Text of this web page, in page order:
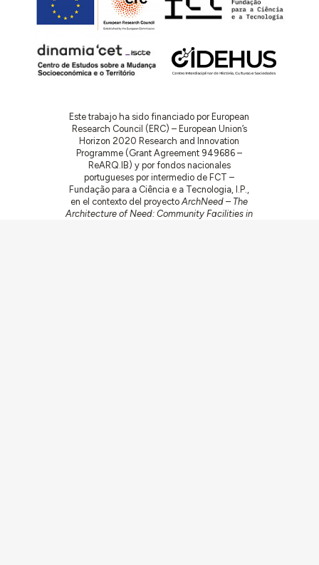
Este trabajo ha sido financiado por European
Research Council (ERC) – European Union’s
Horizon 2020 Research and Innovation
Programme (Grant Agreement 949686 –
ReARQ.IB) y por fondos nacionales
portugueses por intermedio de FCT –
Fundação para a Ciência e a Tecnologia, I.P.,
en el contexto del proyectoArchNeed – The
Architecture of Need: Community Facilities in